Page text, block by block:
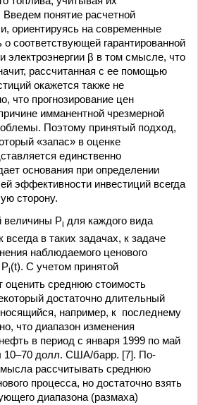
понятие расчетной
ориентируясь на современные
соответствующей гарантированной
электроэнергии β в том смысле, что
рассчитанная с ее помощью
окажется также не
что прогнозирование цен
имманентной чрезмерной
Поэтому принятый подход,
«запас» в оценке
единственно
основания при определении
эффективности инвестиций всегда
сторону.
величины Рi для каждого вида
всегда в таких задачах, к задаче
наблюдаемого ценового
Рi(t). С учетом принятой
оценить среднюю стоимость
достаточно длительный
например, к последнему
что диапазон изменения
в период с января 1999 по май
10–70 долл. США/барр. [7]. По-
рассчитывать среднюю
процесса, но достаточно взять
диапазона (размаха)